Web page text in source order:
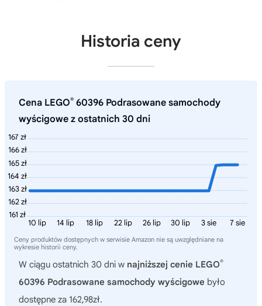
Historia ceny
Cena LEGO® 60396 Podrasowane samochody
wyścigowe z ostatnich 30 dni
167 zł
166 zł
165 zł
164 zł
163 zł
162 zł
161 zł
7 sie
3 sie
30 lip
26 lip
22 lip
18 lip
14 lip
10 lip
Ceny produktów dostępnych w serwisie Amazon nie są uwzględniane na
wykresie historii ceny.
W ciągu ostatnich 30 dni w najniższej cenie LEGO®
60396 Podrasowane samochody wyścigowe było
dostępne za 162,98zł.